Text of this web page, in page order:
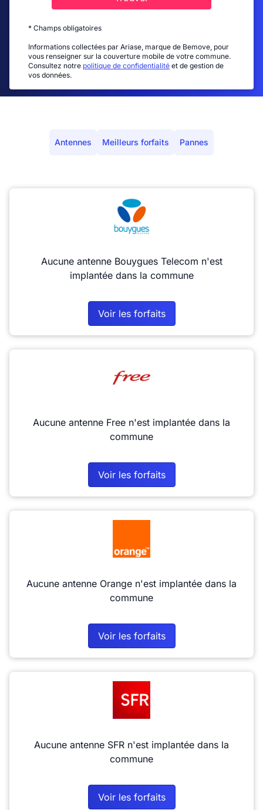
* Champs obligatoires
Informations collectées par Ariase, marque de Bemove, pour
vous renseigner sur la couverture mobile de votre commune.
Consultez notre politique de confidentialité et de gestion de
vos données.
Antennes Meilleurs forfaits Pannes
Aucune antenne Bouygues Telecom n'est
implantée dans la commune
Voir les forfaits
Aucune antenne Free n'est implantée dans la
commune
Voir les forfaits
Aucune antenne Orange n'est implantée dans la
commune
Voir les forfaits
Aucune antenne SFR n'est implantée dans la
commune
Voir les forfaits